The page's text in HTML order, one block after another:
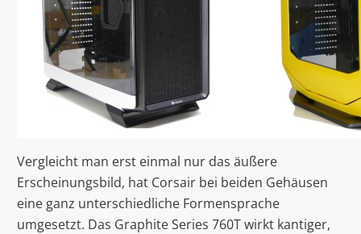
Vergleicht man erst einmal nur das äußere
Erscheinungsbild, hat Corsair bei beiden Gehäusen
eine ganz unterschiedliche Formensprache
umgesetzt. Das Graphite Series 760T wirkt kantiger,